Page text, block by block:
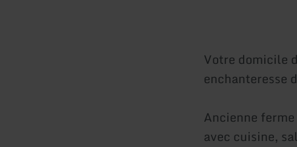
Votre domicile
enchanteresse
Ancienne
avec cuisine,